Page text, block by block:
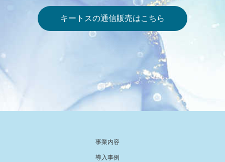
キートスの通信販売はこちら
事業内容
導入事例